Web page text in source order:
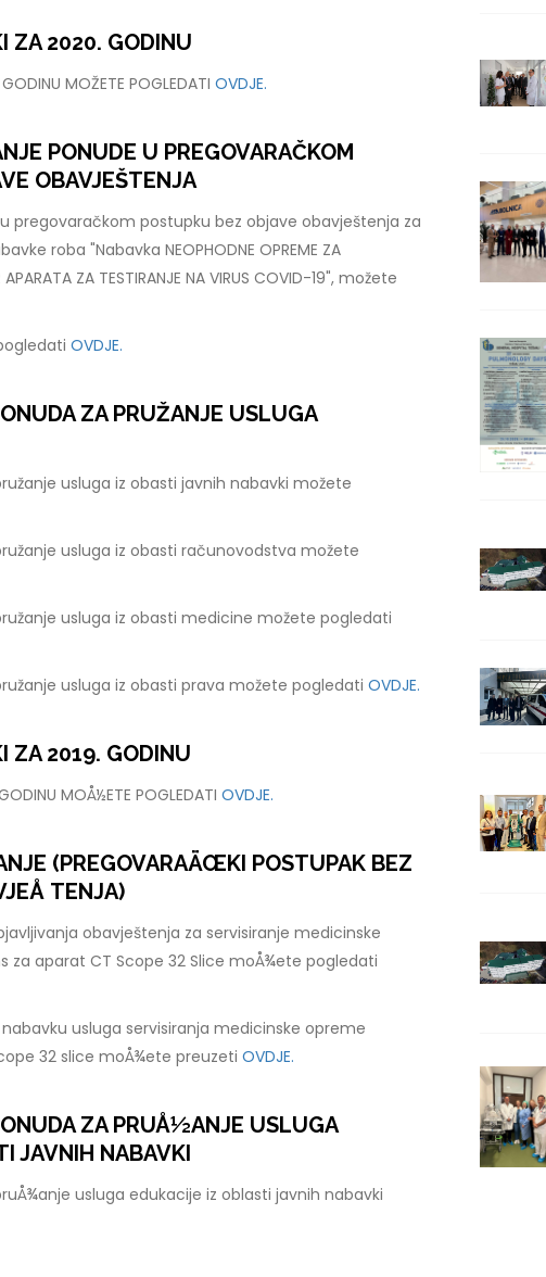
ZA 2020. GODINU
MOŽETE POGLEDATI OVDJE.
PONUDE U PREGOVARAČKOM
OBAVJEŠTENJA
pregovaračkom postupku bez objave obavještenja za
roba "Nabavka NEOPHODNE OPREME ZA
APARATA ZA TESTIRANJE NA VIRUS COVID-19", možete
OVDJE.
ZA PRUŽANJE USLUGA
usluga iz obasti javnih nabavki možete
usluga iz obasti računovodstva možete
usluga iz obasti medicine možete pogledati
usluga iz obasti prava možete pogledati OVDJE.
ZA 2019. GODINU
MOÅ½ETE POGLEDATI OVDJE.
(PREGOVARAÄŒKI POSTUPAK BEZ
TENJA)
obavještenja za servisiranje medicinske
za aparat CT Scope 32 Slice moÅ¾ete pogledati
usluga servisiranja medicinske opreme
32 slice moÅ¾ete preuzeti OVDJE.
ZA PRUÅ½ANJE USLUGA
JAVNIH NABAVKI
usluga edukacije iz oblasti javnih nabavki